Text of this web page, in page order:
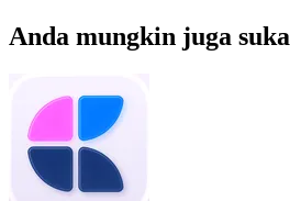
Anda mungkin juga suka